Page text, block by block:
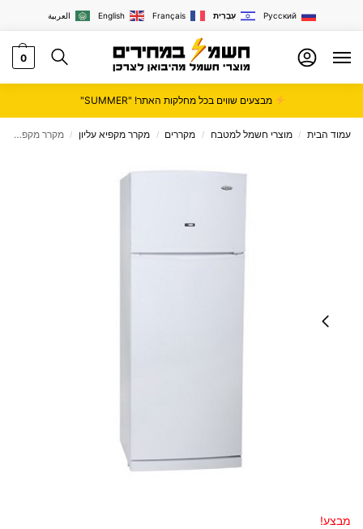
العربية English Français עִבְרִית Русский
0
מבצעים שווים בכל מחלקות האתר! "SUMMER"
עמוד הבית / מוצרי חשמל למטבח / מקררים / מקרר מקפיא עליון / מקרר ‏מקפיא עליון 257 ‏ליטר Lenco דגם LRE2801VWMB
מבצע!